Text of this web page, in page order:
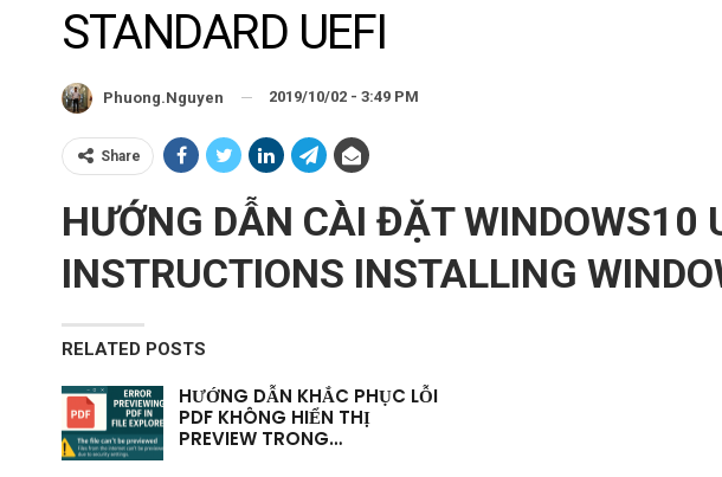
STANDARD UEFI
Phuong.nguyen 2019/10/02 - 3:49 PM
Share
HƯỚNG DẪN CÀI ĐẶT WINDOWS10
INSTRUCTIONS INSTALLING
RELATED POSTS
HƯỚNG DẪN KHẮC PHỤC LỖI
PDF KHÔNG HIỂN THỊ
PREVIEW TRONG…